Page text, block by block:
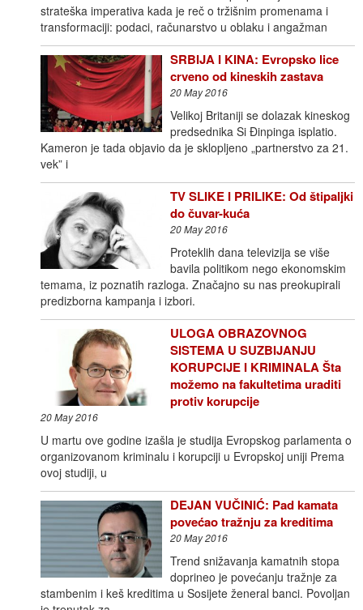
strateška imperativa kada je reč o tržišnim promenama i
transformaciji: podaci, računarstvo u oblaku i angažman
SRBIJA I KINA: Evropsko lice
crveno od kineskih zastava
20 May 2016
Velikoj Britaniji se dolazak kineskog
predsednika Si Đinpinga isplatio.
Kameron je tada objavio da je sklopljeno „partnerstvo za 21.
vek” i
TV SLIKE I PRILIKE: Od štipaljki
do čuvar-kuća
20 May 2016
Proteklih dana televizija se više
bavila politikom nego ekonomskim
temama, iz poznatih razloga. Značajno su nas preokupirali
predizborna kampanja i izbori.
ULOGA OBRAZOVNOG
SISTEMA U SUZBIJANJU
KORUPCIJE I KRIMINALA Šta
možemo na fakultetima uraditi
protiv korupcije
20 May 2016
U martu ove godine izašla je studija Evropskog parlamenta o
organizovanom kriminalu i korupciji u Evropskoj uniji Prema
ovoj studiji, u
DEJAN VUČINIĆ: Pad kamata
povećao tražnju za kreditima
20 May 2016
Trend snižavanja kamatnih stopa
doprineo je povećanju tražnje za
stambenim i keš kreditima u Sosijete ženeral banci. Povoljan